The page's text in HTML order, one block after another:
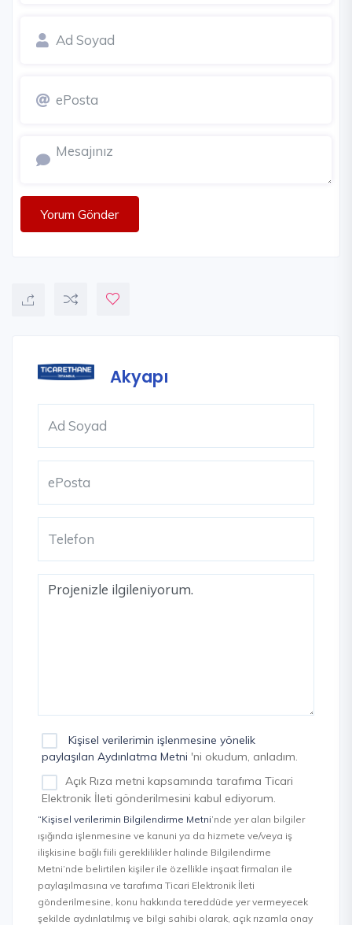
Yorum Gönder
Akyapı
Kişisel verilerimin işlenmesine yönelik
paylaşılan Aydınlatma Metni 'ni okudum, anladım.
Açık Rıza metni kapsamında tarafıma Ticari
Elektronik İleti gönderilmesini kabul ediyorum.
“Kişisel verilerimin Bilgilendirme Metni’nde yer alan bilgiler
ışığında işlenmesine ve kanuni ya da hizmete ve/veya iş
ilişkisine bağlı fiili gereklilikler halinde Bilgilendirme
Metni’nde belirtilen kişiler ile özellikle inşaat firmaları ile
paylaşılmasına ve tarafıma Ticari Elektronik İleti
gönderilmesine, konu hakkında tereddüde yer vermeyecek
şekilde aydınlatılmış ve bilgi sahibi olarak, açık rızamla onay